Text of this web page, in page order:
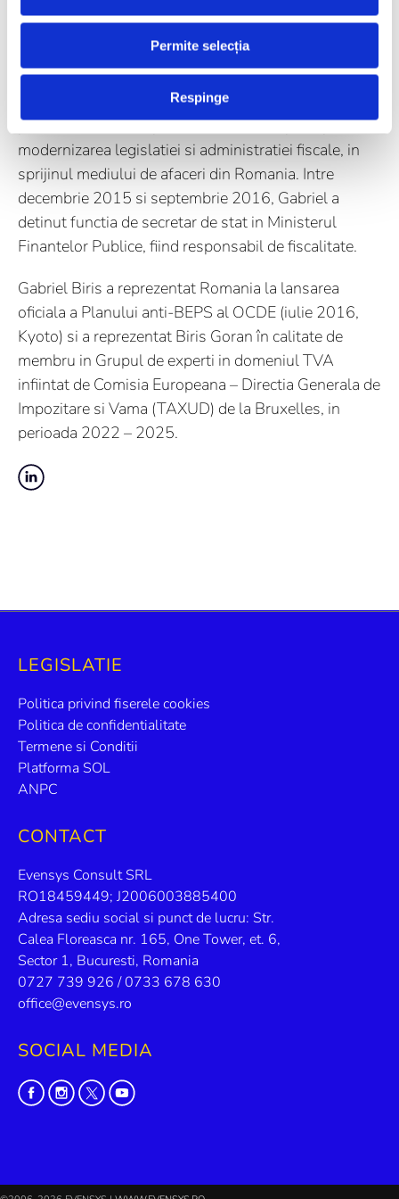
Permite selecția
Respinge
Romania. Gabriel are o experienta de peste 30 de ani
in toate aspectele fiscalitatii, oferind consultanta cu
privire la conformare, asistenta la inspectii fiscale si
litigii fiscale. Este bine-cunoscut pentru activitatea
modernizarea legislatiei si administratiei fiscale, in
sprijinul mediului de afaceri din Romania. Intre
decembrie 2015 si septembrie 2016, Gabriel a
detinut functia de secretar de stat in Ministerul
Finantelor Publice, fiind responsabil de fiscalitate.
Gabriel Biris a reprezentat Romania la lansarea
oficiala a Planului anti-BEPS al OCDE (iulie 2016,
Kyoto) si a reprezentat Biris Goran în calitate de
membru in Grupul de experti in domeniul TVA
infiintat de Comisia Europeana – Directia Generala de
Impozitare si Vama (TAXUD) de la Bruxelles, in
perioada 2022 – 2025.
LEGISLATIE
Politica privind fiserele cookies
Politica de confidentialitate
Termene si Conditii
Platforma SOL
ANPC
CONTACT
Evensys Consult SRL
RO18459449; J2006003885400
Adresa sediu social si punct de lucru: Str.
Calea Floreasca nr. 165, One Tower, et. 6,
Sector 1, Bucuresti, Romania
0727 739 926 / 0733 678 630
office@evensys.ro
SOCIAL MEDIA